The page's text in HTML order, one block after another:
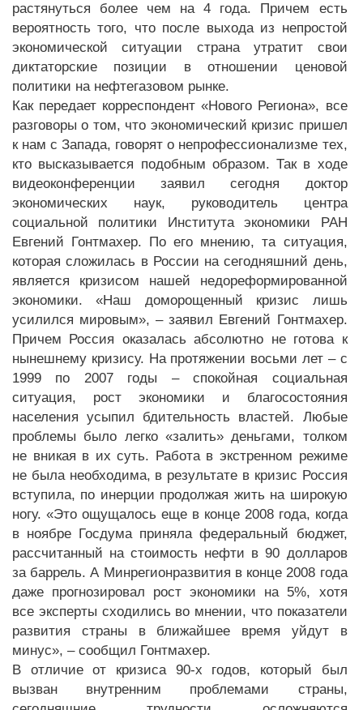
растянуться более чем на 4 года. Причем есть
вероятность того, что после выхода из непростой
экономической ситуации страна утратит свои
диктаторские позиции в отношении ценовой
политики на нефтегазовом рынке.
Как передает корреспондент «Нового Региона», все
разговоры о том, что экономический кризис пришел
к нам с Запада, говорят о непрофессионализме тех,
кто высказывается подобным образом. Так в ходе
видеоконференции заявил сегодня доктор
экономических наук, руководитель центра
социальной политики Института экономики РАН
Евгений Гонтмахер. По его мнению, та ситуация,
которая сложилась в России на сегодняшний день,
является кризисом нашей недореформированной
экономики. «Наш доморощенный кризис лишь
усилился мировым», – заявил Евгений Гонтмахер.
Причем Россия оказалась абсолютно не готова к
нынешнему кризису. На протяжении восьми лет – с
1999 по 2007 годы – спокойная социальная
ситуация, рост экономики и благосостояния
населения усыпил бдительность властей. Любые
проблемы было легко «залить» деньгами, толком
не вникая в их суть. Работа в экстренном режиме
не была необходима, в результате в кризис Россия
вступила, по инерции продолжая жить на широкую
ногу. «Это ощущалось еще в конце 2008 года, когда
в ноябре Госдума приняла федеральный бюджет,
рассчитанный на стоимость нефти в 90 долларов
за баррель. А Минрегионразвития в конце 2008 года
даже прогнозировал рост экономики на 5%, хотя
все эксперты сходились во мнении, что показатели
развития страны в ближайшее время уйдут в
минус», – сообщил Гонтмахер.
В отличие от кризиса 90-х годов, который был
вызван внутренним проблемами страны,